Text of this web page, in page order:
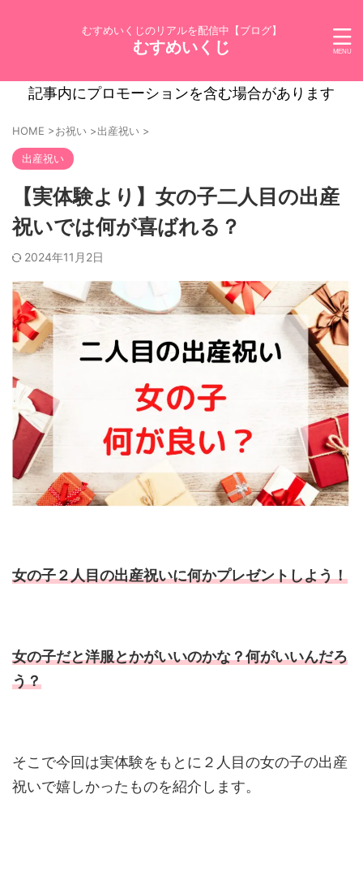
むすめいくじのリアルを配信中【ブログ】
むすめいくじ
記事内にプロモーションを含む場合があります
HOME >お祝い >出産祝い >
出産祝い
【実体験より】女の子二人目の出産
祝いでは何が喜ばれる？
2024年11月2日
女の子２人目の出産祝いに何かプレゼントしよう！
女の子だと洋服とかがいいのかな？何がいいんだろ
う？
そこで今回は実体験をもとに２人目の女の子の出産
祝いで嬉しかったものを紹介します。